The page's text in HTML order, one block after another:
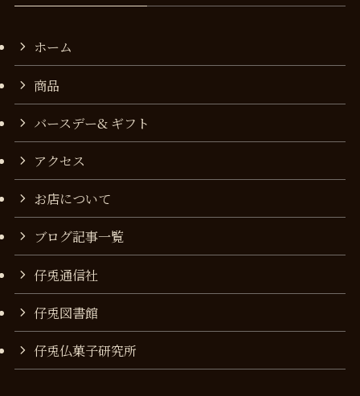
ホーム
商品
バースデー& ギフト
アクセス
お店について
ブログ記事一覧
仔兎通信社
仔兎図書館
仔兎仏菓子研究所